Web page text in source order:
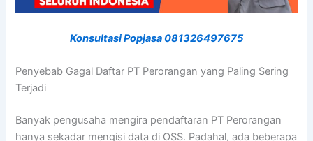
Konsultasi Popjasa 081326497675
Penyebab Gagal Daftar PT Perorangan yang Paling Sering
Terjadi
Banyak pengusaha mengira pendaftaran PT Perorangan
hanya sekadar mengisi data di OSS. Padahal, ada beberapa